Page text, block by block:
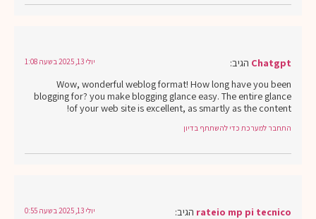
Chatgpt הגיב: יולי 13, 2025 בשעה 1:08
Wow, wonderful weblog format! How long have you been
blogging for? you make blogging glance easy. The entire glance
of your web site is excellent, as smartly as the content!
התחבר למערכת כדי להשתתף בדיון
rateio mp pi tecnico הגיב: יולי 13, 2025 בשעה 0:55